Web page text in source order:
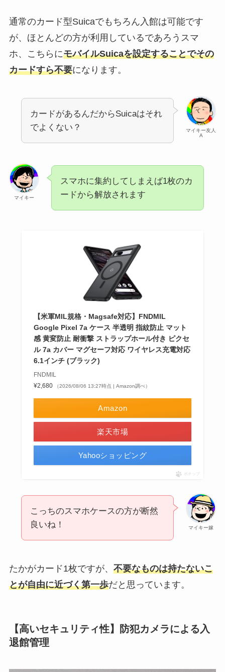
通常のカード型Suicaでもちろん入館は可能です
が、ほとんどの方が利用しているであろうスマ
ホ、こちらにモバイルSuicaを設定することでその
カードすら不要になります。
マイキー友人
A
カードがあるんだからSuicaはそれ
でよくない？
マイキー
スマホに集約してしまえば1枚のカ
ードから解放されます
【米軍MIL規格・Magsafe対応】FNDMIL
Google Pixel 7a ケース 半透明 指紋防止 マット
感 黄変防止 耐衝撃 ストラップホール付き ピクセ
ル 7a カバー マグセーフ対応 ワイヤレス充電対応
6.1インチ (ブラック)
FNDMIL
¥2,680
（2026/08/06 13:27時点 | Amazon調べ）
Amazon
楽天市場
Yahooショッピング
ポチップ
マイキー嫁
こっちのスマホケースの方が断然
良いね！
たかがカード1枚ですが、 不要なものは持たないこ
とが自由に近づく第一歩だと思っています。
【高いセキュリティ性】防犯カメラによる入
退館管理